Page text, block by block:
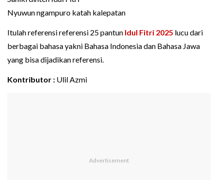
Nyuwun ngampuro katah kalepatan
Itulah referensi referensi 25 pantun Idul Fitri 2025 lucu dari
berbagai bahasa yakni Bahasa Indonesia dan Bahasa Jawa
yang bisa dijadikan referensi.
Kontributor : Ulil Azmi